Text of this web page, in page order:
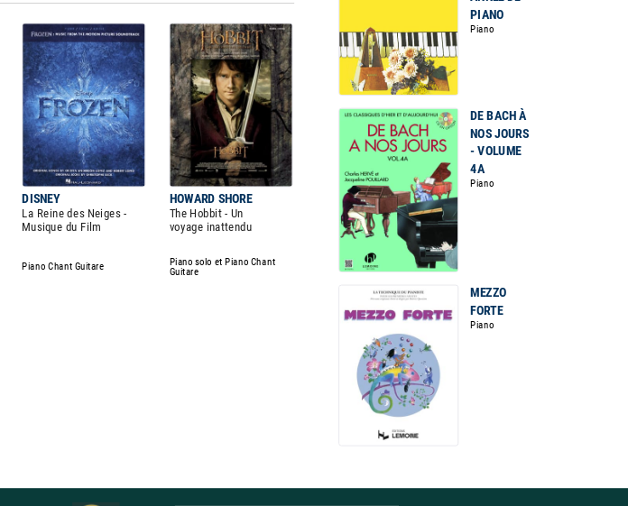
DISNEY HOWARD SHORE
La Reine des Neiges -
Musique du Film
The Hobbit - Un
voyage inattendu
Piano Chant Guitare
Piano solo et Piano Chant
Guitare
PIANO
Piano
DE BACH À
NOS JOURS
- VOLUME
4A
Piano
MEZZO
FORTE
Piano